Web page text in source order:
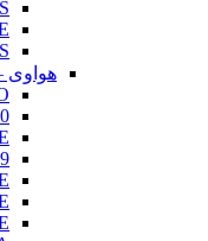
6 / 6S
/ 5S / SE
4 / 4S
هواوی – HUAWEI
10 PRO
MATE 10
10 LITE
MATE 9
10 LITE
9 LITE
8 LITE